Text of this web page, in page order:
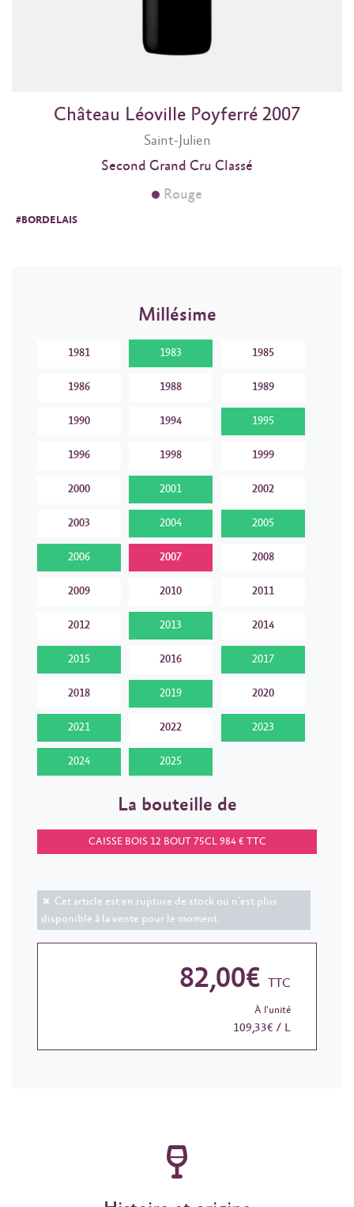
Saint-Julien
Château Léoville Poyferré 2007
Second Grand Cru Classé
Rouge
#BORDELAIS
Millésime
1981 1983 1985
1986 1988 1989
1990 1994 1995
1996 1998 1999
2000 2001 2002
2003 2004 2005
2006 2007 2008
2009 2010 2011
2012 2013 2014
2015 2016 2017
2018 2019 2020
2021 2022 2023
2024 2025
La bouteille de
CAISSE BOIS 12 BOUT 75CL 984 € TTC
Cet article est en rupture de stock ou n'est plus
disponible à la vente pour le moment.
82,00€ TTC
À l'unité
109,33€ / L